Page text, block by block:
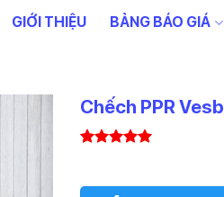
GIỚI THIỆU BẢNG BÁO GIÁ
Chếch PPR
đánh giá